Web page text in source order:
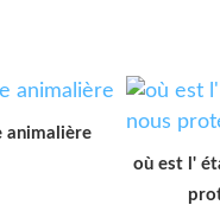
animalière
où est l'